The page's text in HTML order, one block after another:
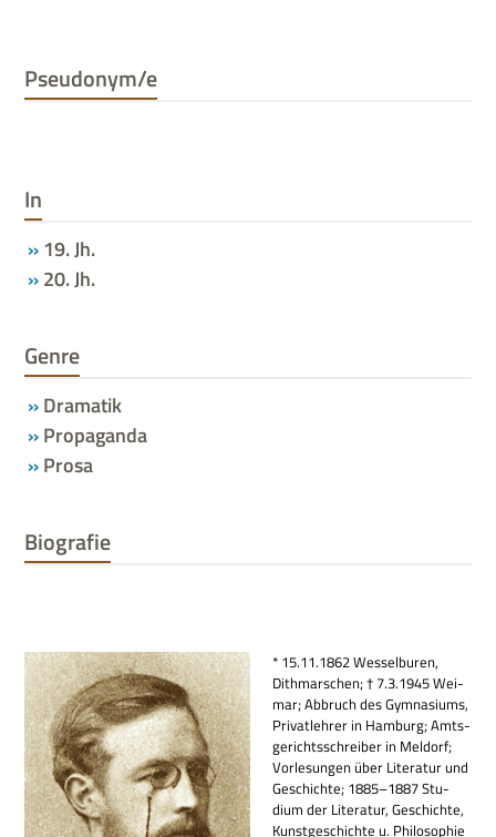
Pseudonym/e
In
19. Jh.
20. Jh.
Genre
Dramatik
Propaganda
Prosa
Biografie
* 15.11.1862 Wes­sel­bu­ren,
Dith­mar­schen; † 7.3.1945 Wei­
mar; Abbruch des Gym­na­si­ums,
Pri­vat­leh­rer in Ham­burg; Amts­
ge­richts­schrei­ber in Mel­dorf;
Vor­le­sun­gen über Lite­ra­tur und
Geschichte; 1885–1887 Stu­
dium der Lite­ra­tur, Geschichte,
Kunst­ge­schichte u. Phi­lo­so­phie